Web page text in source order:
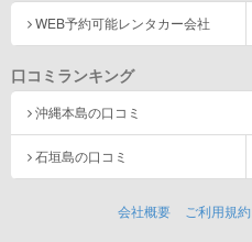
WEB予約可能レンタカー会社
口コミランキング
沖縄本島の口コミ
石垣島の口コミ
会社概要 ご利用規約